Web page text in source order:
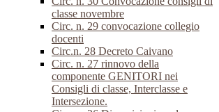
classe novembre
Circ. n. 29 convocazione collegio
docenti
Circ.n. 28 Decreto Caivano
Circ. n. 27 rinnovo della
componente GENITORI nei
Consigli di classe, Interclasse e
Intersezione.